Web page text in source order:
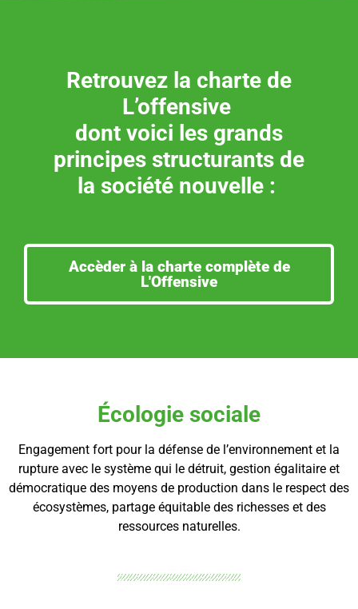
Retrouvez la charte de
L’offensive
dont voici les grands
principes structurants de
la société nouvelle :
Accèder à la charte complète de
L'Offensive
Écologie sociale
Engagement fort pour la défense de l’environnement et la
rupture avec le système qui le détruit, gestion égalitaire et
démocratique des moyens de production dans le respect des
écosystèmes, partage équitable des richesses et des
ressources naturelles.